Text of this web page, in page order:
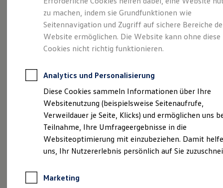
Leasing-Angebote
Gebrauchtwagen Leasing
Junge Gebrauchtwagen-Leasing
Elektroauto Leasing
Kleinwagen-Leasing
Leasing ohne Anzahlung
Autokredit mit Schlussrate
Versicherungen und Garantien
Kfz-Versicherung
Restschuldversicherungen
Garantien
Wartungsverträge
Geschäftskunden
Professional Class bei Volkswagen
Großkunden
Behörden
Anpfiff zum Gewinn
Kompakt.
Charismatisch. Coupé.
Der Taigo.
Impressum & Rechtliches
zu machen, indem sie Grundfunktionen wie
Seitennavigation und Zugriff auf sichere Bereiche
Website ermöglichen. Die Website kann ohne diese
Cookies nicht richtig funktionieren.
Analytics und Personalisierung
Diese Cookies sammeln Informationen über Ihre
Websitenutzung (beispielsweise Seitenaufrufe,
Verweildauer je Seite, Klicks) und ermöglichen uns
Teilnahme, Ihre Umfrageergebnisse in die
Websiteoptimierung mit einzubeziehen. Damit
uns, Ihr Nutzererlebnis persönlich auf Sie
Marketing